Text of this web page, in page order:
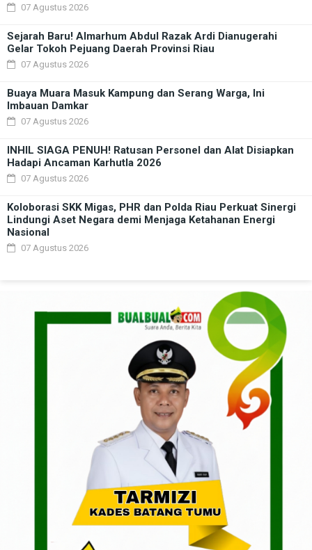
07 Agustus 2026
Sejarah Baru! Almarhum Abdul Razak Ardi Dianugerahi
Gelar Tokoh Pejuang Daerah Provinsi Riau
07 Agustus 2026
Buaya Muara Masuk Kampung dan Serang Warga, Ini
Imbauan Damkar
07 Agustus 2026
INHIL SIAGA PENUH! Ratusan Personel dan Alat Disiapkan
Hadapi Ancaman Karhutla 2026
07 Agustus 2026
Koloborasi SKK Migas, PHR dan Polda Riau Perkuat Sinergi
Lindungi Aset Negara demi Menjaga Ketahanan Energi
Nasional
07 Agustus 2026